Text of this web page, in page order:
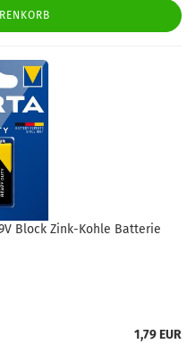
Block Zink-Kohle Batterie
1,79 EUR